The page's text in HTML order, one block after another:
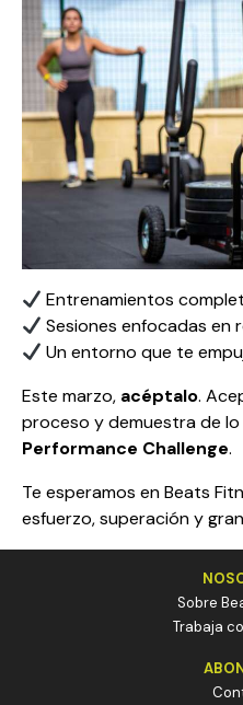
Entrenamientos
Sesiones enfocadas en
Un entorno que te
Este marzo, acéptalo.
proceso y demuestra de
Performance Challenge.
Te esperamos en Beats
esfuerzo, superación y
Sobre
Trabaja